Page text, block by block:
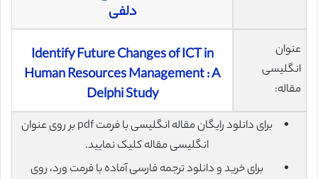
دلفی
عنوان
انگلیسی
مقاله:
Identify Future Changes of ICT in
Human Resources Management : A
Delphi Study
برای دانلود رایگان مقاله انگلیسی با فرمت pdf بر روی عنوان
انگلیسی مقاله کلیک نمایید.
برای خرید و دانلود ترجمه فارسی آماده با فرمت ورد، روی